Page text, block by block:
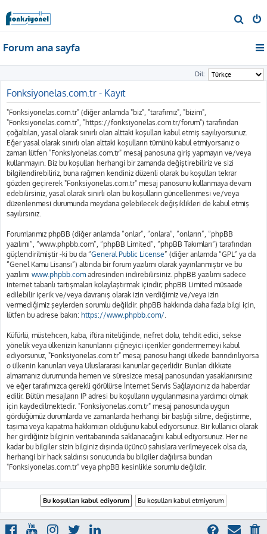
r
Forum ana sayfa
Dil:
Fonksiyonelas.com.tr - Kayıt
"Fonksiyonelas.com.tr" (diğer anlamda "biz", "tarafımız", "bizim",
"Fonksiyonelas.com.tr", "https://fonksiyonelas.com.tr/forum") tarafından
çoğaltılan, yasal olarak sınırlı olan alttaki koşulları kabul etmiş sayılıyorsunuz.
Eğer yasal olarak sınırlı olan alttaki koşulların tümünü kabul etmiyorsanız o
zaman lütfen "Fonksiyonelas.com.tr" mesaj panosuna giriş yapmayın ve/veya
kullanmayın. Biz bu koşulları herhangi bir zamanda değiştirebiliriz ve sizi
bilgilendirebiliriz, buna rağmen kendiniz düzenli olarak bu koşulları tekrar
gözden geçirerek "Fonksiyonelas.com.tr" mesaj panosunu kullanmaya devam
edebilirsiniz, yasal olarak sınırlı olan bu koşulların güncellenmesi ve/veya
düzenlenmesi durumunda meydana gelebilecek değişiklikleri de kabul etmiş
sayılırsınız.
Forumlarımız phpBB (diğer anlamda “onlar”, “onlara”, “onların”, “phpBB
yazılımı”, “www.phpbb.com”, “phpBB Limited”, “phpBB Takımları”) tarafından
güçlendirilmiştir -ki bu da “General Public License” (diğer anlamda “GPL” ya da
“Genel Kamu Lisansı”) altında bir forum yazılımı olarak yayınlanmıştır ve bu
yazılımı www.phpbb.com adresinden indirebilirsiniz. phpBB yazılımı sadece
internet tabanlı tartışmaları kolaylaştırmak içindir; phpBB Limited müsaade
edilebilir içerik ve/veya davranış olarak izin verdiğimiz ve/veya izin
vermediğimiz şeylerden sorumlu değildir. phpBB hakkında daha fazla bilgi için,
lütfen bu adrese bakın: https://www.phpbb.com/.
Küfürlü, müstehcen, kaba, iftira niteliğinde, nefret dolu, tehdit edici, sekse
yönelik veya ülkenizin kanunlarını çiğneyici içerikler göndermemeyi kabul
ediyorsunuz, "Fonksiyonelas.com.tr" mesaj panosu hangi ülkede barındırılıyorsa
o ülkenin kanunları veya Uluslararası kanunlar geçerlidir. Bunları dikkate
almamanız durumunda hemen ve süresizce mesaj panosundan yasaklanırsınız
ve eğer tarafımızca gerekli görülürse İnternet Servis Sağlayıcınız da haberdar
edilir. Bütün mesajların IP adresi bu koşulların uygulanmasına yardımcı olmak
için kaydedilmektedir. "Fonksiyonelas.com.tr" mesaj panosunda uygun
gördüğümüz durumlarda ve zamanlarda herhangi bir başlığı silme, değiştirme,
taşıma veya kapatma hakkımızın olduğunu kabul ediyorsunuz. Bir kullanıcı olarak
her girdiğiniz bilginin veritabanında saklanacağını kabul ediyorsunuz. Her ne
kadar bu bilgiler sizin bilginiz dışında üçüncü şahıslara verilmeyecek olsa da,
herhangi bir hack saldırısı sonucunda bu bilgiler dağılırsa bundan
"Fonksiyonelas.com.tr" veya phpBB kesinlikle sorumlu değildir.